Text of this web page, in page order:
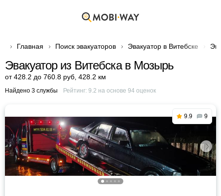
Главная Поиск эвакуаторов Эвакуатор в Витебске
Эвакуатор из Витебска в Мозырь
от 428.2 до 760.8 руб 428.2 км
Найдено 3 службы Рейтинг: 9.2 на основе 94оценок
9.9 9